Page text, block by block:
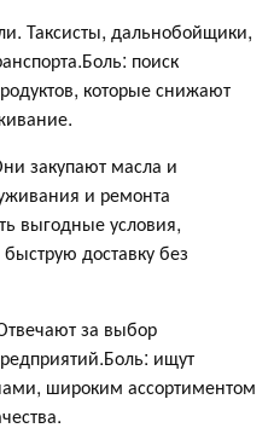
Таксисты, дальнобойщики,
поиск
которые снижают
закупают масла и
и ремонта
выгодные условия,
доставку без
за выбор
ищут
широким ассортиментом